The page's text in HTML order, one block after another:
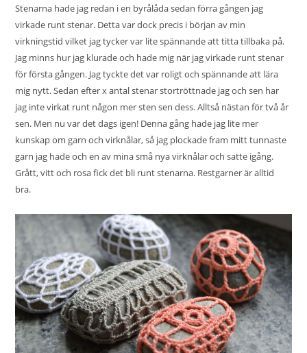
Stenarna hade jag redan i en byrålåda sedan förra gången jag
virkade runt stenar. Detta var dock precis i början av min
virkningstid vilket jag tycker var lite spännande att titta tillbaka på.
Jag minns hur jag klurade och hade mig när jag virkade runt stenar
för första gången. Jag tyckte det var roligt och spännande att lära
mig nytt. Sedan efter x antal stenar stortröttnade jag och sen har
jag inte virkat runt någon mer sten sen dess. Alltså nästan för två år
sen. Men nu var det dags igen! Denna gång hade jag lite mer
kunskap om garn och virknålar, så jag plockade fram mitt tunnaste
garn jag hade och en av mina små nya virknålar och satte igång.
Grått, vitt och rosa fick det bli runt stenarna. Restgarner är alltid
bra.